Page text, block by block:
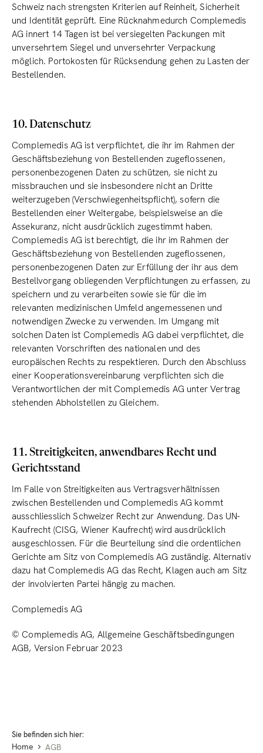
Schweiz nach strengsten Kriterien auf Reinheit, Sicherheit
und Identität geprüft. Eine Rücknahmedurch Complemedis
AG innert 14 Tagen ist bei versiegelten Packungen mit
unversehrtem Siegel und unversehrter Verpackung
möglich. Portokosten für Rücksendung gehen zu Lasten der
Bestellenden.
10. Datenschutz
Complemedis AG ist verpflichtet, die ihr im Rahmen der
Geschäftsbeziehung von Bestellenden zugeflossenen,
personenbezogenen Daten zu schützen, sie nicht zu
missbrauchen und sie insbesondere nicht an Dritte
weiterzugeben (Verschwiegenheitspflicht), sofern die
Bestellenden einer Weitergabe, beispielsweise an die
Assekuranz, nicht ausdrücklich zugestimmt haben.
Complemedis AG ist berechtigt, die ihr im Rahmen der
Geschäftsbeziehung von Bestellenden zugeflossenen,
personenbezogenen Daten zur Erfüllung der ihr aus dem
Bestellvorgang obliegenden Verpflichtungen zu erfassen, zu
speichern und zu verarbeiten sowie sie für die im
relevanten medizinischen Umfeld angemessenen und
notwendigen Zwecke zu verwenden. Im Umgang mit
solchen Daten ist Complemedis AG dabei verpflichtet, die
relevanten Vorschriften des nationalen und des
europäischen Rechts zu respektieren. Durch den Abschluss
einer Kooperations­vereinbarung verpflichten sich die
Verantwortlichen der mit Complemedis AG unter Vertrag
stehenden Abholstellen zu Gleichem.
11. Streitigkeiten, anwendbares Recht und
Gerichtsstand
Im Falle von Streitigkeiten aus Vertragsverhältnissen
zwischen Bestellenden und Complemedis AG kommt
ausschliesslich Schweizer Recht zur Anwendung. Das UN-
Kaufrecht (CISG, Wiener Kaufrecht) wird ausdrücklich
ausgeschlossen. Für die Beurteilung sind die ordentlichen
Gerichte am Sitz von Complemedis AG zuständig. Alternativ
dazu hat Complemedis AG das Recht, Klagen auch am Sitz
der involvierten Partei hängig zu machen.
Complemedis AG
© Complemedis AG, Allgemeine Geschäftsbedingungen
AGB, Version Februar 2023
Sie befinden sich hier:
Home AGB